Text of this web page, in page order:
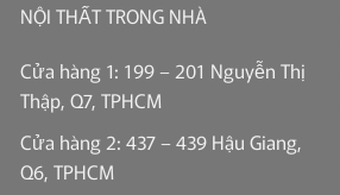
NỘI THẤT TRONG NHÀ
Cửa hàng 1: 199 – 201 Nguyễn Thị
Thập, Q7, TPHCM
Cửa hàng 2: 437 – 439 Hậu Giang,
Q6, TPHCM